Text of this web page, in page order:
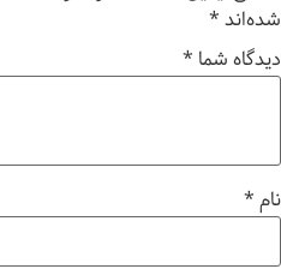
شده‌اند *
دیدگاه شما *
نام *